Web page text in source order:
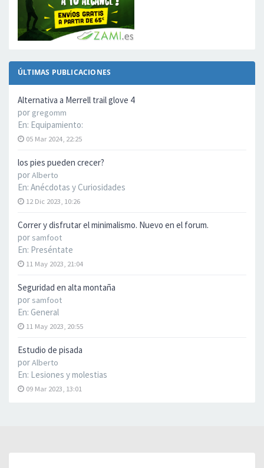
ÚLTIMAS PUBLICACIONES
Alternativa a Merrell trail glove 4
por gregomm
En: Equipamiento:
05 Mar 2024, 22:25
los pies pueden crecer?
porAlberto
En: Anécdotas y Curiosidades
12 Dic 2023, 10:26
Correr y disfrutar el minimalismo. Nuevo en el forum.
por samfoot
En: Preséntate
11 May 2023, 21:04
Seguridad en alta montaña
por samfoot
En: General
11 May 2023, 20:55
Estudio de pisada
porAlberto
En: Lesiones y molestias
09 Mar 2023, 13:01